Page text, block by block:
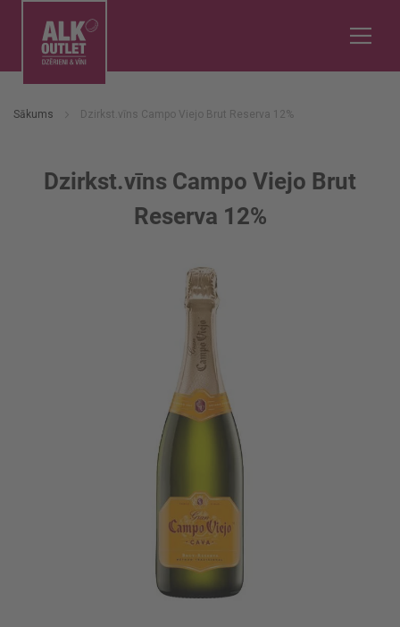
Sākums Dzirkst.vīns Campo Viejo Brut Reserva 12%
Dzirkst.vīns Campo Viejo Brut
Reserva 12%